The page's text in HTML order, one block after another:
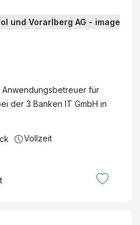
für
der 3 Banken IT GmbH in
Vollzeit